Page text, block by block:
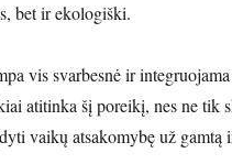
bet ir ekologiški.
vis svarbesnė ir
atitinka šį poreikį, nes ne tik
vaikų atsakomybę už gamtą